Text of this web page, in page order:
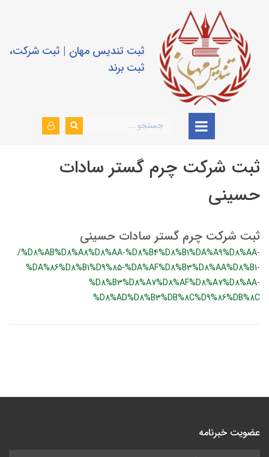
ثبت تندیس مهان | ثبت شرکت،
ثبت برند
ثبت شرکت چرم گستر سادات
حسینی
ثبت شرکت چرم گستر سادات حسینی
/%D8%AB%D8%A8%D8%AA-%D8%B4%D8%B1%DA%A9%D8%AA-
%DA%86%D8%B1%D9%85-%DA%AF%D8%B3%D8%AA%D8%B1-
%D8%B3%D8%A7%D8%AF%D8%A7%D8%AA-
%D8%AD%D8%B3%DB%8C%D9%86%DB%8C
عضویت خبرنامه